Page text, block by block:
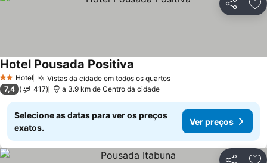
Partilhar
2 Estrelas
Hotel Vistas da cidade em todos os quartos
Hotel Pousada Positiva
7,4 417 a 3.9 km de Centro da cidade
Selecione as datas para ver os preços
exatos.
Ver preços